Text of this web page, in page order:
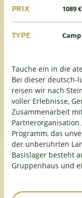
PRIX 1089 €
TYPE
Tauche ein in die
Bei dieser deutsch-
reisen wir nach
voller Erlebnisse,
Zusammenarbeit
Partnerorganisation
Programm, das
der unberührten
Basislager besteht
Gruppenhaus und